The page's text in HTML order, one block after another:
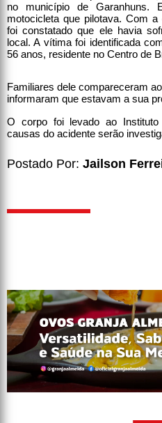
no município de Garanhuns.
motocicleta que pilotava. Com
foi constatado que ele havia
local. A vítima foi identificada
56 anos, residente no Centro de
Familiares dele compareceram
informaram que estavam a sua
O corpo foi levado ao
causas do acidente serão
Postado Por: Jailson